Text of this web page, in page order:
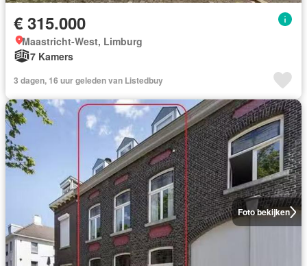
€ 315.000
Maastricht-West, Limburg
7 Kamers
3 dagen, 16 uur geleden van Listedbuy
Foto bekijken